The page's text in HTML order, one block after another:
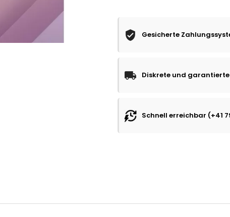
Gesicherte
Diskrete und garantierte
Schnell erreichbar (+41